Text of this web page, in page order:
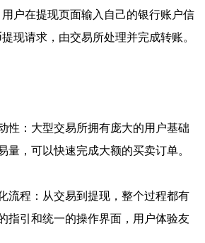
户在提现页面输入自己的银行账户信
现请求，由交易所处理并完成转账。
性 ：大型交易所拥有庞大的用户基础
量，可以快速完成大额的买卖订单。
流程 ：从交易到提现，整个过程都有
指引和统一的操作界面，用户体验友